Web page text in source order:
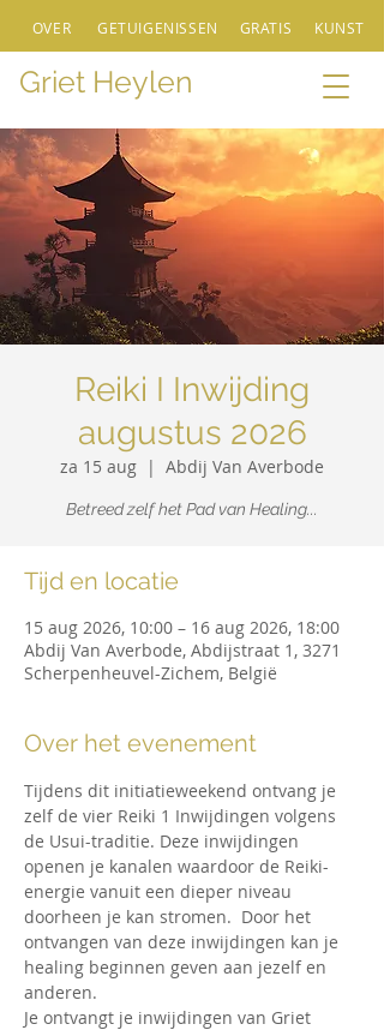
Griet Heylen
OVER GETUIGENISSEN GRATIS KUNST
Reiki I Inwijding
augustus 2026
za 15 aug
  |
Abdij Van Averbode
Betreed zelf het Pad van Healing...
Tijd en locatie
15 aug 2026, 10:00 – 16 aug 2026, 18:00
Abdij Van Averbode, Abdijstraat 1, 3271
Scherpenheuvel-Zichem, België
Over het evenement
Tijdens dit initiatieweekend ontvang je
zelf de vier Reiki 1 Inwijdingen volgens
de Usui-traditie. Deze inwijdingen
openen je kanalen waardoor de Reiki-
energie vanuit een dieper niveau
doorheen je kan stromen.  Door het
ontvangen van deze inwijdingen kan je
healing beginnen geven aan jezelf en
anderen.
Je ontvangt je inwijdingen van Griet